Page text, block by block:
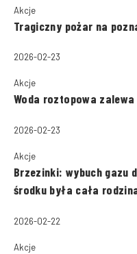
Akcje
Tragiczny pożar na
2026-02-23
Akcje
Woda roztopowa
2026-02-23
Akcje
Brzezinki: wybuch gazu
środku była cała
2026-02-22
Akcje